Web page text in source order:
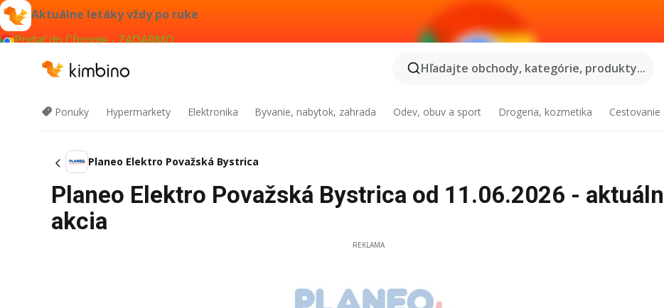
Aktuálne letáky vždy po ruke
Pridať do Chrome - ZADARMO
Hľadajte obchody, kategórie, produkty...
Ponuky Hypermarkety Elektronika Byvanie, nabytok, zahrada Odev, obuv a sport Drogeria, kozmetika Cestovanie
Planeo Elektro Považská Bystrica
Planeo Elektro Považská Bystrica od 11.06.2026 -
akcia
REKLAMA